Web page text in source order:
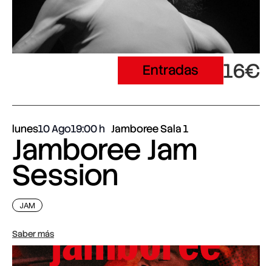
Entradas 16€
lunes10 Ago19:00 Jamboree Sala 1
Jamboree Jam
Session
JAM
Saber más